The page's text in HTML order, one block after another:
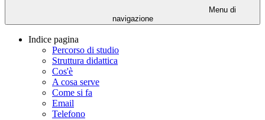
Menu di
navigazione
Indice pagina
Percorso di studio
Struttura didattica
Cos'è
A cosa serve
Come si fa
Email
Telefono